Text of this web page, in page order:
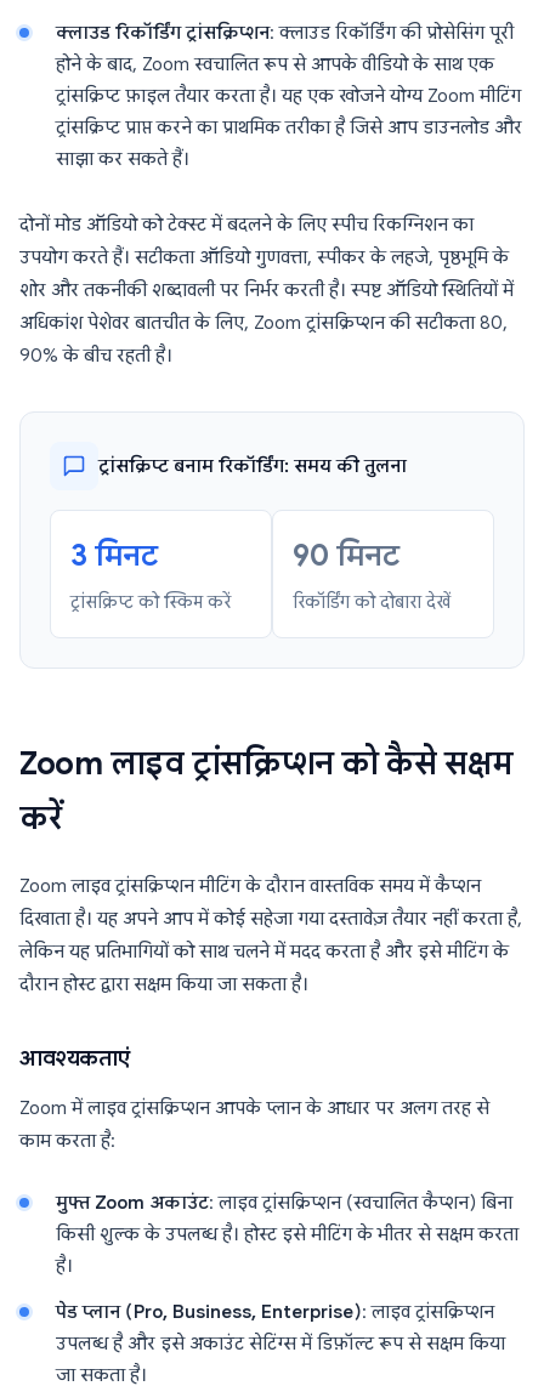
क्लाउड रिकॉर्डिंग ट्रांसक्रिप्शन: क्लाउड रिकॉर्डिंग की प्रोसेसिंग पूरी
होने के बाद, Zoom स्वचालित रूप से आपके वीडियो के साथ एक
ट्रांसक्रिप्ट फ़ाइल तैयार करता है। यह एक खोजने योग्य Zoom मीटिंग
ट्रांसक्रिप्ट प्राप्त करने का प्राथमिक तरीका है जिसे आप डाउनलोड और
साझा कर सकते हैं।
दोनों मोड ऑडियो को टेक्स्ट में बदलने के लिए स्पीच रिकग्निशन का
उपयोग करते हैं। सटीकता ऑडियो गुणवत्ता, स्पीकर के लहजे, पृष्ठभूमि के
शोर और तकनीकी शब्दावली पर निर्भर करती है। स्पष्ट ऑडियो स्थितियों में
अधिकांश पेशेवर बातचीत के लिए, Zoom ट्रांसक्रिप्शन की सटीकता 80,
90% के बीच रहती है।
ट्रांसक्रिप्ट बनाम रिकॉर्डिंग: समय की तुलना
3 मिनट
ट्रांसक्रिप्ट को स्किम करें
90 मिनट
रिकॉर्डिंग को दोबारा देखें
Zoom लाइव ट्रांसक्रिप्शन को कैसे सक्षम
करें
Zoom लाइव ट्रांसक्रिप्शन मीटिंग के दौरान वास्तविक समय में कैप्शन
दिखाता है। यह अपने आप में कोई सहेजा गया दस्तावेज़ तैयार नहीं करता है,
लेकिन यह प्रतिभागियों को साथ चलने में मदद करता है और इसे मीटिंग के
दौरान होस्ट द्वारा सक्षम किया जा सकता है।
आवश्यकताएं
Zoom में लाइव ट्रांसक्रिप्शन आपके प्लान के आधार पर अलग तरह से
काम करता है:
मुफ्त Zoom अकाउंट: लाइव ट्रांसक्रिप्शन (स्वचालित कैप्शन) बिना
किसी शुल्क के उपलब्ध है। होस्ट इसे मीटिंग के भीतर से सक्षम करता
है।
पेड प्लान (Pro, Business, Enterprise): लाइव ट्रांसक्रिप्शन
उपलब्ध है और इसे अकाउंट सेटिंग्स में डिफ़ॉल्ट रूप से सक्षम किया
जा सकता है।